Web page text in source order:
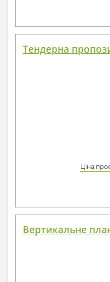
Тендерна
Ціна
Вертикальне